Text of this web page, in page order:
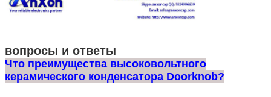
вопросы и ответы
Что преимущества высоковольтного
керамического конденсатора Doorknob?